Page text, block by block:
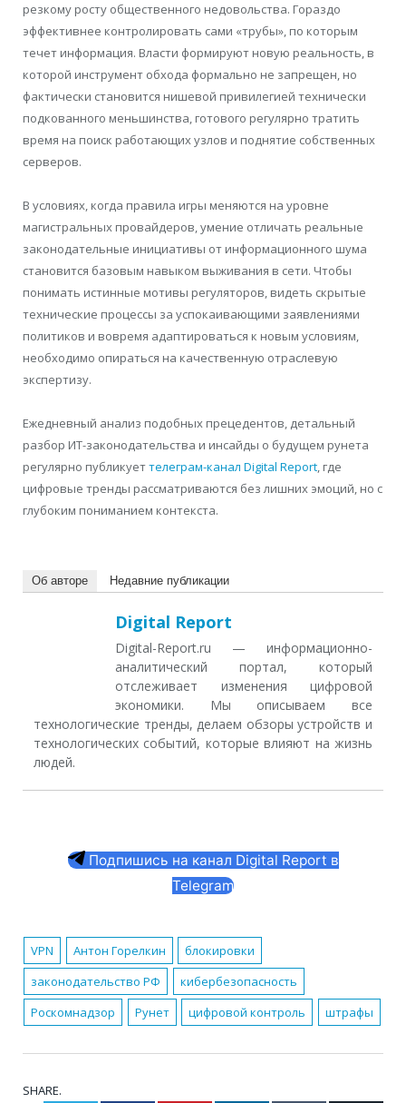
резкому росту общественного недовольства. Гораздо
эффективнее контролировать сами «трубы», по которым
течет информация. Власти формируют новую реальность, в
которой инструмент обхода формально не запрещен, но
фактически становится нишевой привилегией технически
подкованного меньшинства, готового регулярно тратить
время на поиск работающих узлов и поднятие собственных
серверов.
В условиях, когда правила игры меняются на уровне
магистральных провайдеров, умение отличать реальные
законодательные инициативы от информационного шума
становится базовым навыком выживания в сети. Чтобы
понимать истинные мотивы регуляторов, видеть скрытые
технические процессы за успокаивающими заявлениями
политиков и вовремя адаптироваться к новым условиям,
необходимо опираться на качественную отраслевую
экспертизу.
Ежедневный анализ подобных прецедентов, детальный
разбор ИТ-законодательства и инсайды о будущем рунета
регулярно публикуеттелеграм-канал Digital Report, где
цифровые тренды рассматриваются без лишних эмоций, но с
глубоким пониманием контекста.
Об авторе Недавние публикации
Digital Report
Digital-Report.ru — информационно-
аналитический портал, который
отслеживает изменения цифровой
экономики. Мы описываем все
технологические тренды, делаем обзоры устройств и
технологических событий, которые влияют на жизнь
людей.
Подпишись на канал Digital Report в
Telegram
VPN Антон Горелкин
блокировки
законодательство РФ
кибербезопасность
Роскомнадзор
Рунет цифровой контроль штрафы
SHARE.